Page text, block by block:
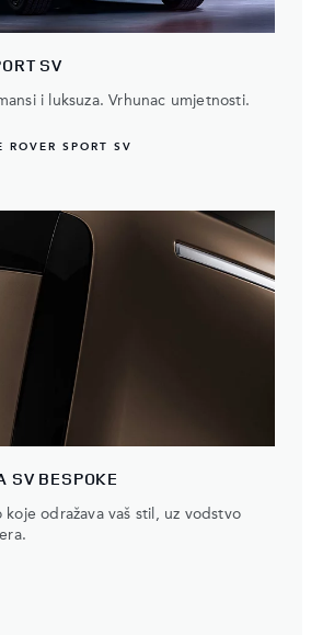
SV
i luksuza. Vrhunac umjetnosti.
ROVER SPORT SV
SV BESPOKE
odražava vaš stil, uz vodstvo